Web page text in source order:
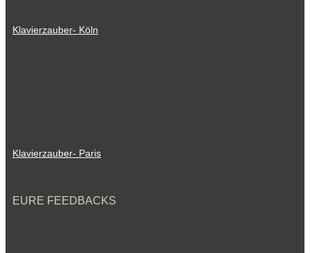
Klavierzauber- Köln
Klavierzauber- Paris
EURE FEEDBACKS